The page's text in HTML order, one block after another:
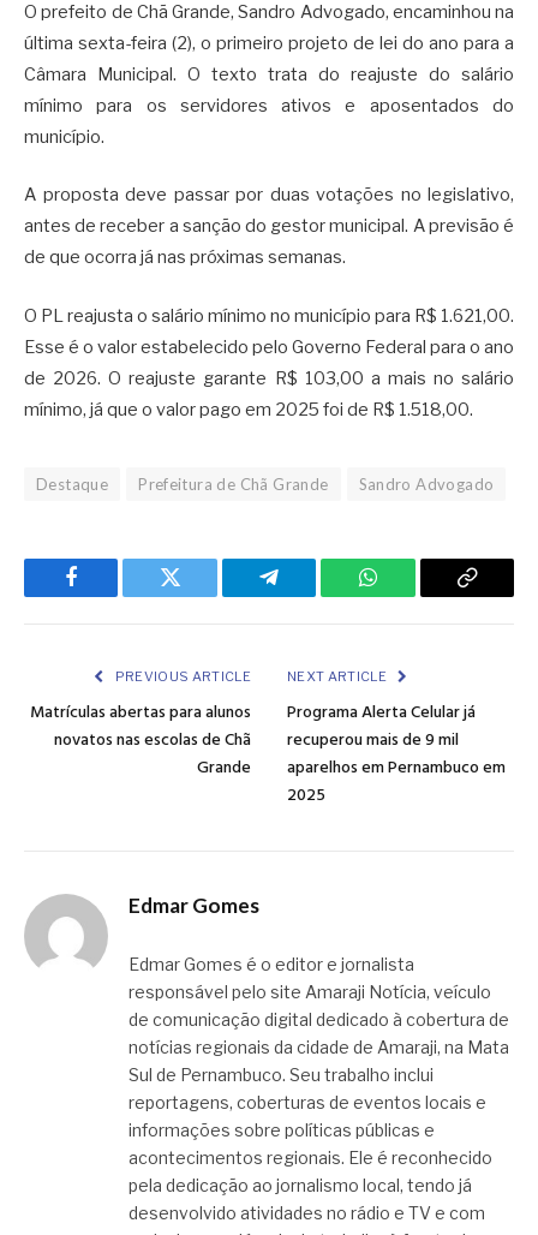
O prefeito de Chã Grande, Sandro Advogado, encaminhou na
última sexta-feira (2), o primeiro projeto de lei do ano para a
Câmara Municipal. O texto trata do reajuste do salário
mínimo para os servidores ativos e aposentados do
município.
A proposta deve passar por duas votações no legislativo,
antes de receber a sanção do gestor municipal. A previsão é
de que ocorra já nas próximas semanas.
O PL reajusta o salário mínimo no município para R$ 1.621,00.
Esse é o valor estabelecido pelo Governo Federal para o ano
de 2026. O reajuste garante R$ 103,00 a mais no salário
mínimo, já que o valor pago em 2025 foi de R$ 1.518,00.
Destaque Prefeitura de Chã Grande Sandro Advogado
Facebook Twitter Telegram WhatsApp Copy
PREVIOUS ARTICLE
Matrículas abertas para alunos
novatos nas escolas de Chã
Grande
NEXT ARTICLE
Programa Alerta Celular já
recuperou mais de 9 mil
aparelhos em Pernambuco em
2025
Edmar Gomes
Edmar Gomes é o editor e jornalista
responsável pelo site Amaraji Notícia, veículo
de comunicação digital dedicado à cobertura de
notícias regionais da cidade de Amaraji, na Mata
Sul de Pernambuco. Seu trabalho inclui
reportagens, coberturas de eventos locais e
informações sobre políticas públicas e
acontecimentos regionais. Ele é reconhecido
pela dedicação ao jornalismo local, tendo já
desenvolvido atividades no rádio e TV e com